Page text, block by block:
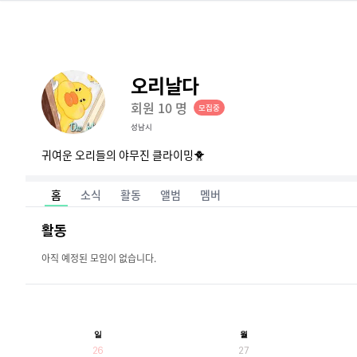
오리날다
회원 10 명
모집중
성남시
귀여운 오리들의 야무진 클라이밍🐥
홈 소식 활동 앨범 멤버
활동
아직 예정된 모임이 없습니다.
일 월
26 27